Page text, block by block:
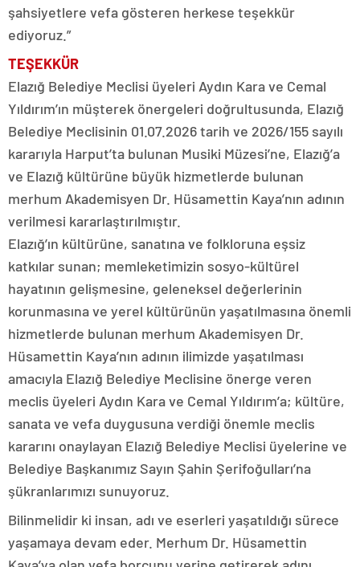
şahsiyetlere vefa gösteren herkese teşekkür
ediyoruz.”
TEŞEKKÜR
Elazığ Belediye Meclisi üyeleri Aydın Kara ve Cemal
Yıldırım’ın müşterek önergeleri doğrultusunda, Elazığ
Belediye Meclisinin 01.07.2026 tarih ve 2026/155 sayılı
kararıyla Harput’ta bulunan Musiki Müzesi’ne, Elazığ’a
ve Elazığ kültürüne büyük hizmetlerde bulunan
merhum Akademisyen Dr. Hüsamettin Kaya’nın adının
verilmesi kararlaştırılmıştır.
Elazığ’ın kültürüne, sanatına ve folkloruna eşsiz
katkılar sunan; memleketimizin sosyo-kültürel
hayatının gelişmesine, geleneksel değerlerinin
korunmasına ve yerel kültürünün yaşatılmasına önemli
hizmetlerde bulunan merhum Akademisyen Dr.
Hüsamettin Kaya’nın adının ilimizde yaşatılması
amacıyla Elazığ Belediye Meclisine önerge veren
meclis üyeleri Aydın Kara ve Cemal Yıldırım’a; kültüre,
sanata ve vefa duygusuna verdiği önemle meclis
kararını onaylayan Elazığ Belediye Meclisi üyelerine ve
Belediye Başkanımız Sayın Şahin Şerifoğulları’na
şükranlarımızı sunuyoruz.
Bilinmelidir ki insan, adı ve eserleri yaşatıldığı sürece
yaşamaya devam eder. Merhum Dr. Hüsamettin